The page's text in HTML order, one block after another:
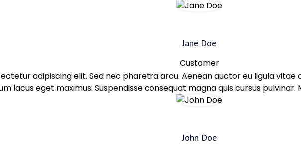
Jane Doe
Customer
adipiscing elit. Sed nec pharetra arcu. Aenean auctor eu ligula vitae
lacus eget maximus. Suspendisse consequat magna quis cursus pulvinar.
John Doe